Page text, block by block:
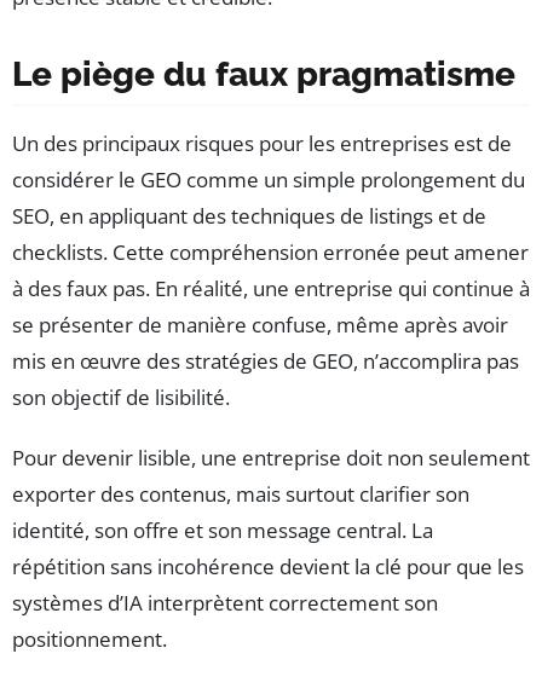
Le piège du faux pragmatisme
Un des principaux risques pour les entreprises est de
considérer le GEO comme un simple prolongement du
SEO, en appliquant des techniques de listings et de
checklists. Cette compréhension erronée peut amener
à des faux pas. En réalité, une entreprise qui continue à
se présenter de manière confuse, même après avoir
mis en œuvre des stratégies de GEO, n’accomplira pas
son objectif de lisibilité.
Pour devenir lisible, une entreprise doit non seulement
exporter des contenus, mais surtout clarifier son
identité, son offre et son message central. La
répétition sans incohérence devient la clé pour que les
systèmes d’IA interprètent correctement son
positionnement.